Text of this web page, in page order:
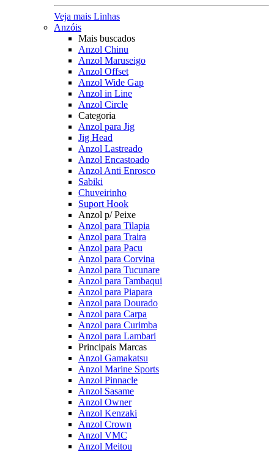
Veja mais Linhas
Anzóis
Mais buscados
Anzol Chinu
Anzol Maruseigo
Anzol Offset
Anzol Wide Gap
Anzol in Line
Anzol Circle
Categoria
Anzol para Jig
Jig Head
Anzol Lastreado
Anzol Encastoado
Anzol Anti Enrosco
Sabiki
Chuveirinho
Suport Hook
Anzol p/ Peixe
Anzol para Tilapia
Anzol para Traira
Anzol para Pacu
Anzol para Corvina
Anzol para Tucunare
Anzol para Tambaqui
Anzol para Piapara
Anzol para Dourado
Anzol para Carpa
Anzol para Curimba
Anzol para Lambari
Principais Marcas
Anzol Gamakatsu
Anzol Marine Sports
Anzol Pinnacle
Anzol Sasame
Anzol Owner
Anzol Kenzaki
Anzol Crown
Anzol VMC
Anzol Meitou